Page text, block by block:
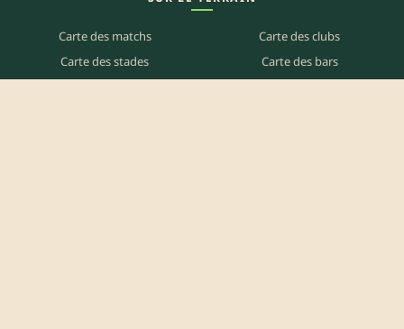
Carte des matchs
Carte des clubs
Carte des stades
Carte des bars